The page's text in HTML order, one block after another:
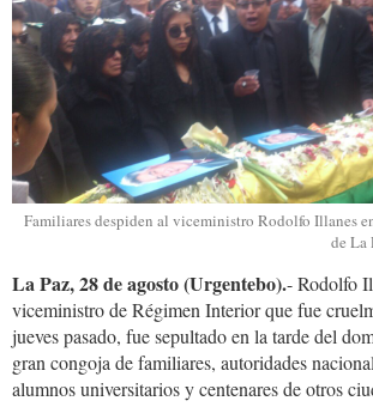
Familiares despiden al viceministro Rodolfo Illanes
de La
La Paz, 28 de agosto (Urgentebo).- Rodolfo
viceministro de Régimen Interior que fue
jueves pasado, fue sepultado en la tarde del
gran congoja de familiares, autoridades
alumnos universitarios y centenares de otros